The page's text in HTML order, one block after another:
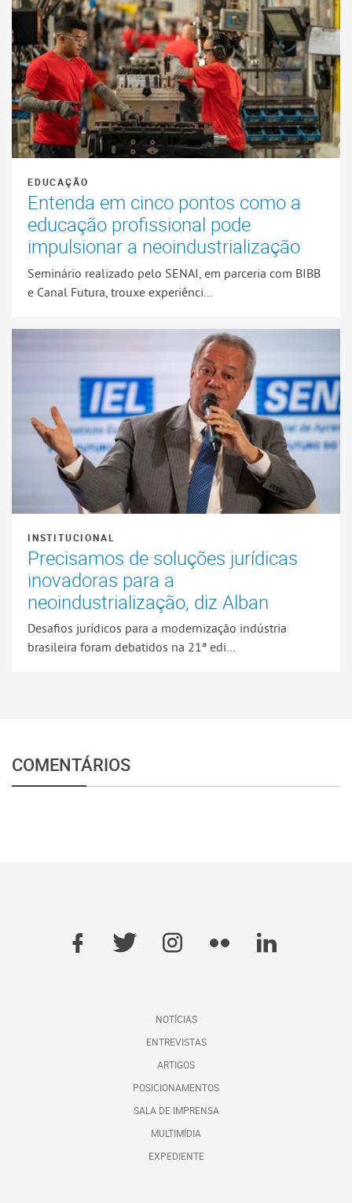
EDUCAÇÃO
Entenda em cinco pontos como a
educação profissional pode
impulsionar a neoindustrialização
Seminário realizado pelo SENAI, em parceria com BIBB
e Canal Futura, trouxe experiênci...
INSTITUCIONAL
Precisamos de soluções jurídicas
inovadoras para a
neoindustrialização, diz Alban
Desafios jurídicos para a modernização indústria
brasileira foram debatidos na 21ª edi...
COMENTÁRIOS
NOTÍCIAS
ENTREVISTAS
ARTIGOS
POSICIONAMENTOS
SALA DE IMPRENSA
MULTIMÍDIA
EXPEDIENTE